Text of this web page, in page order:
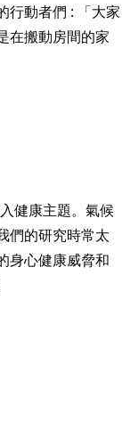
行動者們 : 「大家
在搬動房間的家
健康主題。氣候
們的研究時常太
身心健康威脅和